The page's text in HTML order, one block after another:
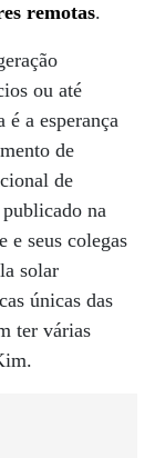
remotas.
ou até
é a esperança
de
de
na
e seus colegas
solar
únicas das
ter várias